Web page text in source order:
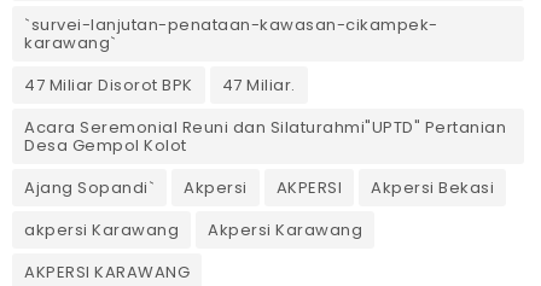
`survei-lanjutan-penataan-kawasan-cikampek-
karawang`
47 Miliar Disorot BPK
47 Miliar.
Acara Seremonial Reuni dan Silaturahmi"UPTD" Pertanian
Desa Gempol Kolot
Ajang Sopandi`
Akpersi AKPERSI
Akpersi Bekasi
akpersi Karawang
Akpersi Karawang
AKPERSI KARAWANG